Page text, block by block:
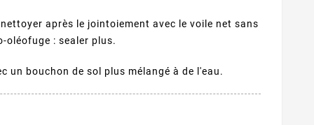
après le jointoiement avec le voile net sans
oléofuge : sealer plus.
un bouchon de sol plus mélangé à de l'eau.